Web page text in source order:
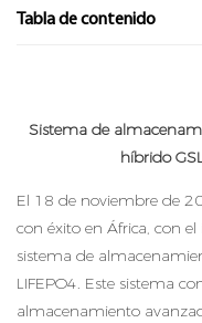
Tabla de contenido
Sistema de
híbrido
El 18 de noviembre de
con éxito en África, con
sistema de
LIFEPO4. Este sistema
almacenamiento